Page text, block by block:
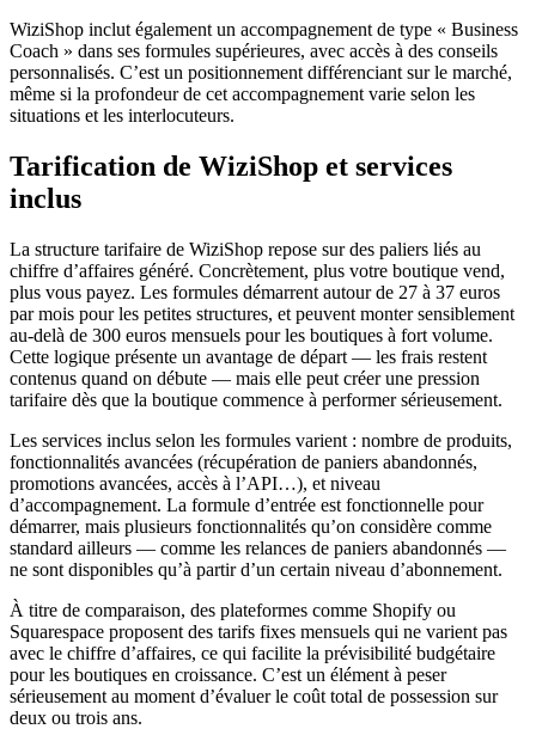
WiziShop inclut également un accompagnement de type « Business
Coach » dans ses formules supérieures, avec accès à des conseils
personnalisés. C’est un positionnement différenciant sur le marché,
même si la profondeur de cet accompagnement varie selon les
situations et les interlocuteurs.
Tarification de WiziShop et services
inclus
La structure tarifaire de WiziShop repose sur des paliers liés au
chiffre d’affaires généré. Concrètement, plus votre boutique vend,
plus vous payez. Les formules démarrent autour de 27 à 37 euros
par mois pour les petites structures, et peuvent monter sensiblement
au-delà de 300 euros mensuels pour les boutiques à fort volume.
Cette logique présente un avantage de départ — les frais restent
contenus quand on débute — mais elle peut créer une pression
tarifaire dès que la boutique commence à performer sérieusement.
Les services inclus selon les formules varient : nombre de produits,
fonctionnalités avancées (récupération de paniers abandonnés,
promotions avancées, accès à l’API…), et niveau
d’accompagnement. La formule d’entrée est fonctionnelle pour
démarrer, mais plusieurs fonctionnalités qu’on considère comme
standard ailleurs — comme les relances de paniers abandonnés —
ne sont disponibles qu’à partir d’un certain niveau d’abonnement.
À titre de comparaison, des plateformes comme Shopify ou
Squarespace proposent des tarifs fixes mensuels qui ne varient pas
avec le chiffre d’affaires, ce qui facilite la prévisibilité budgétaire
pour les boutiques en croissance. C’est un élément à peser
sérieusement au moment d’évaluer le coût total de possession sur
deux ou trois ans.